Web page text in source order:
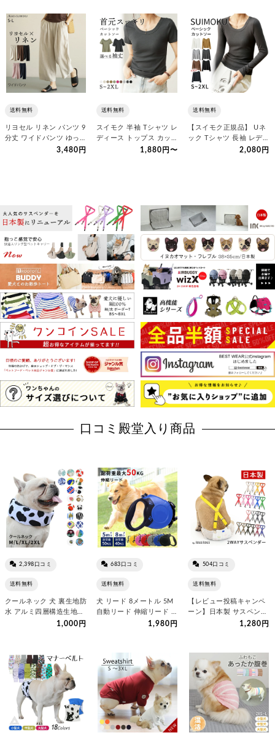
送料無料
リヨセル リネン パンツ 9
分丈 ワイドパンツ ゆった
り 5色展開 リネンパ…
3,480円
送料無料
スイモク 半袖 Tシャツ レ
ディース トップス カット
ソー リブ デイリー …
1,880円〜
送料無料
【スイモク正規品】 Uネ
ック Tシャツ 長袖 レディ
ース 長袖 カジュアル …
2,080円
口コミ殿堂入り商品
2,398口コミ
送料無料
クールネック 犬 裏生地防
水 アルミ四層構造生地使
用 夏 長時間保冷 クール…
1,000円
683口コミ
送料無料
犬 リード 8メートル 5M
自動リード 伸縮リード ロ
ングリード 巻き取り…
1,980円
504口コミ
送料無料
【レビュー投稿キャンペ
ーン】日本製 サスペンダ
ー 犬用 高品質 金属クリ
1,280円